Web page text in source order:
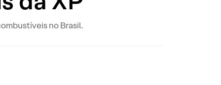
no Brasil.